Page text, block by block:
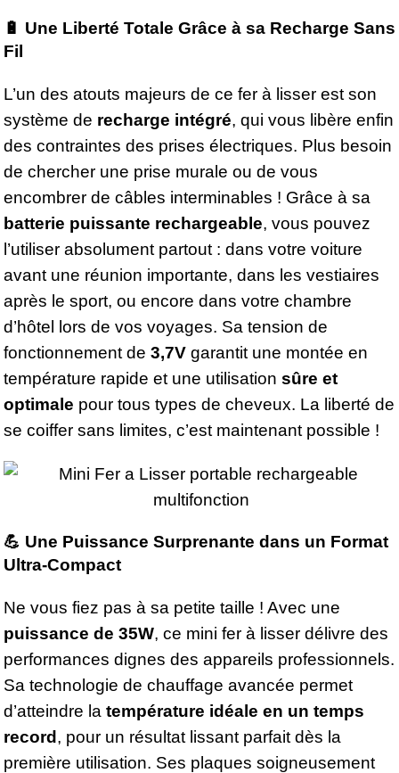
🔋 Une Liberté Totale Grâce à sa Recharge Sans
Fil
L’un des atouts majeurs de ce fer à lisser est son
système de recharge intégré, qui vous libère enfin
des contraintes des prises électriques. Plus besoin
de chercher une prise murale ou de vous
encombrer de câbles interminables ! Grâce à sa
batterie puissante rechargeable, vous pouvez
l’utiliser absolument partout : dans votre voiture
avant une réunion importante, dans les vestiaires
après le sport, ou encore dans votre chambre
d’hôtel lors de vos voyages. Sa tension de
fonctionnement de 3,7V garantit une montée en
température rapide et une utilisation sûre et
optimale pour tous types de cheveux. La liberté de
se coiffer sans limites, c’est maintenant possible !
💪 Une Puissance Surprenante dans un Format
Ultra-Compact
Ne vous fiez pas à sa petite taille ! Avec une
puissance de 35W, ce mini fer à lisser délivre des
performances dignes des appareils professionnels.
Sa technologie de chauffage avancée permet
d’atteindre la température idéale en un temps
record , pour un résultat lissant parfait dès la
première utilisation. Ses plaques soigneusement